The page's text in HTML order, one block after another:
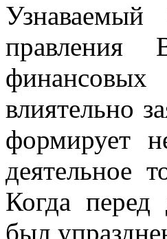
Узнаваемый
правления
влиятельно
формирует
деятельное
Когда перед
был